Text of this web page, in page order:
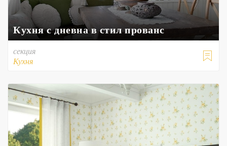
Кухня с дневна в стил прованс

секция
Кухня